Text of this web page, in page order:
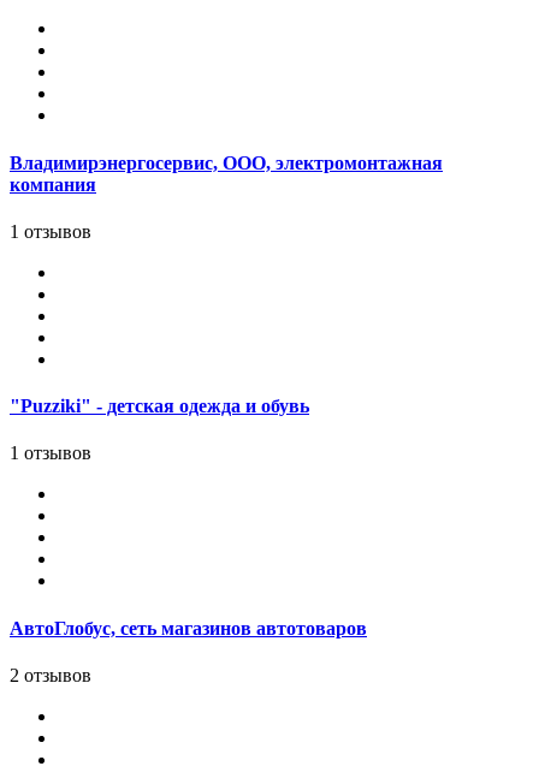
Владимирэнергосервис, ООО, электромонтажная
компания
1 отзывов
"Puzziki" - детская одежда и обувь
1 отзывов
АвтоГлобус, сеть магазинов автотоваров
2 отзывов